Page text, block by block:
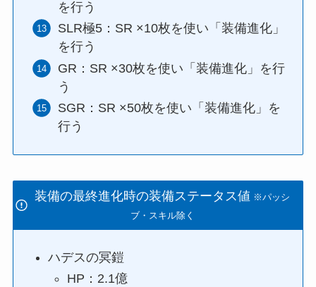
を行う
SLR極5：SR ×10枚を使い「装備進化」
を行う
GR：SR ×30枚を使い「装備進化」を行
う
SGR：SR ×50枚を使い「装備進化」を
行う
装備の最終進化時の装備ステータス値 ※パッシ
ブ・スキル除く
ハデスの冥鎧
HP：2.1億